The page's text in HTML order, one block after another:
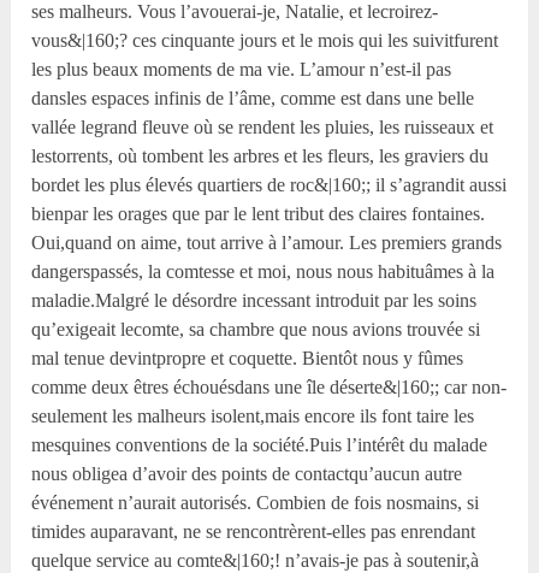
ses malheurs. Vous l’avouerai-je, Natalie, et lecroirez-
vous&|160;? ces cinquante jours et le mois qui les suivitfurent
les plus beaux moments de ma vie. L’amour n’est-il pas
dansles espaces infinis de l’âme, comme est dans une belle
vallée legrand fleuve où se rendent les pluies, les ruisseaux et
lestorrents, où tombent les arbres et les fleurs, les graviers du
bordet les plus élevés quartiers de roc&|160;; il s’agrandit aussi
bienpar les orages que par le lent tribut des claires fontaines.
Oui,quand on aime, tout arrive à l’amour. Les premiers grands
dangerspassés, la comtesse et moi, nous nous habituâmes à la
maladie.Malgré le désordre incessant introduit par les soins
qu’exigeait lecomte, sa chambre que nous avions trouvée si
mal tenue devintpropre et coquette. Bientôt nous y fûmes
comme deux êtres échouésdans une île déserte&|160;; car non-
seulement les malheurs isolent,mais encore ils font taire les
mesquines conventions de la société.Puis l’intérêt du malade
nous obligea d’avoir des points de contactqu’aucun autre
événement n’aurait autorisés. Combien de fois nosmains, si
timides auparavant, ne se rencontrèrent-elles pas enrendant
quelque service au comte&|160;! n’avais-je pas à soutenir,à